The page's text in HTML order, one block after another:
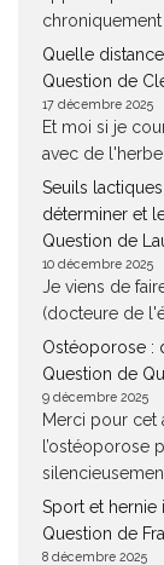
chroniquement
Quelle
Question de
17 décembre 2025
Et moi si je
avec de l'herbe
Seuils
déterminer et
Question de
10 décembre 2025
Je viens de
(docteure de
Ostéoporose :
Question de
9 décembre 2025
Merci pour cet
l’ostéoporose
Sport et hernie
Question de
8 décembre 2025